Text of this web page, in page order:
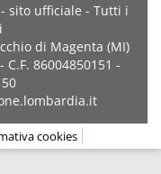
sito ufficiale - Tutti i
di Magenta (MI)
C.F. 86004850151 -
cookies